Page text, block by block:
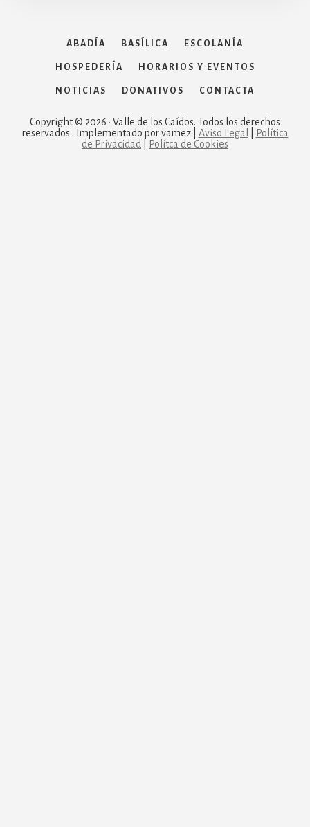
ABADÍA BASÍLICA ESCOLANÍA
HOSPEDERÍA HORARIOS Y EVENTOS
NOTICIAS DONATIVOS CONTACTA
Copyright © 2026 · Valle de los Caídos. Todos los derechos
reservados . Implementado por vamez | Aviso Legal
Política
de Privacidad
Polítca de Cookies